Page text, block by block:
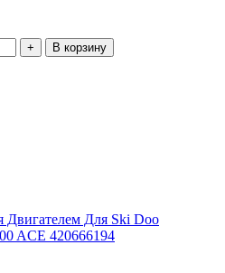
В корзину
Двигателем Для Ski Doo
ACE 420666194